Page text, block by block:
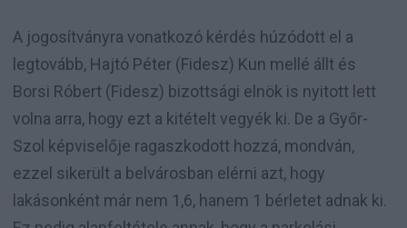
A jogosítványra vonatkozó kérdés húzódott el a
legtovább, Hajtó Péter (Fidesz) Kun mellé állt és
Borsi Róbert (Fidesz) bizottsági elnök is nyitott lett
volna arra, hogy ezt a kitételt vegyék ki. De a Győr-
Szol képviselője ragaszkodott hozzá, mondván,
ezzel sikerült a belvárosban elérni azt, hogy
lakásonként már nem 1,6, hanem 1 bérletet adnak ki.